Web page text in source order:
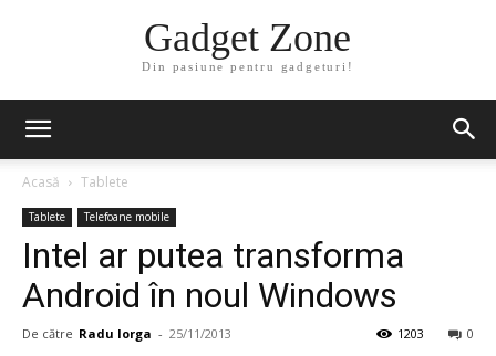
Gadget Zone
Din pasiune pentru gadgeturi!
Acasă Tablete
Tablete Telefoane mobile
Intel ar putea transforma
Android în noul Windows
De către Radu Iorga - 25/11/2013 0
1203